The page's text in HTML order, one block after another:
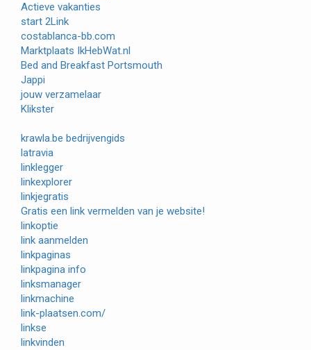
Actieve vakanties
start 2Link
costablanca-bb.com
Marktplaats IkHebWat.nl
Bed and Breakfast Portsmouth
Jappi
jouw verzamelaar
Klikster
krawla.be bedrijvengids
latravia
linklegger
linkexplorer
linkjegratis
Gratis een link vermelden van je website!
linkoptie
link aanmelden
linkpaginas
linkpagina info
linksmanager
linkmachine
link-plaatsen.com/
linkse
linkvinden